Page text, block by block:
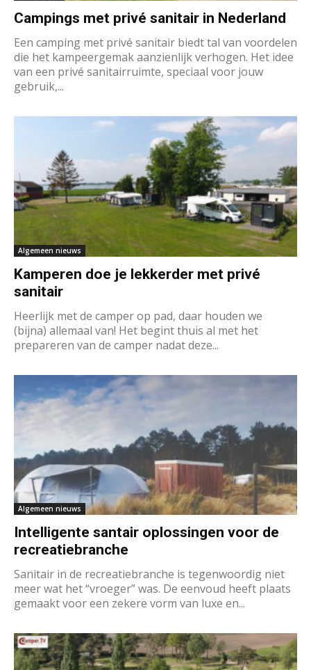
Campings met privé sanitair in Nederland
Een camping met privé sanitair biedt tal van voordelen
die het kampeergemak aanzienlijk verhogen. Het idee
van een privé sanitairruimte, speciaal voor jouw
gebruik,...
Algemeen nieuws
Kamperen doe je lekkerder met privé
sanitair
Heerlijk met de camper op pad, daar houden we
(bijna) allemaal van! Het begint thuis al met het
prepareren van de camper nadat deze...
Algemeen nieuws
Intelligente santair oplossingen voor de
recreatiebranche
Sanitair in de recreatiebranche is tegenwoordig niet
meer wat het “vroeger” was. De eenvoud heeft plaats
gemaakt voor een zekere vorm van luxe en...